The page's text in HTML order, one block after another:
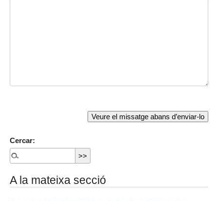
Cercar:
A la mateixa secció